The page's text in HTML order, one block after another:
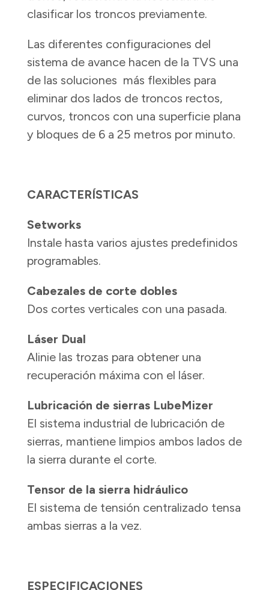
clasificar los troncos previamente.
Las diferentes configuraciones del
sistema de avance hacen de la TVS una
de las soluciones más flexibles para
eliminar dos lados de troncos rectos,
curvos, troncos con una superficie plana
y bloques de 6 a 25 metros por minuto.
CARACTERÍSTICAS
Setworks
Instale hasta varios ajustes predefinidos
programables.
Cabezales de corte dobles
Dos cortes verticales con una pasada.
Láser Dual
Alinie las trozas para obtener una
recuperación máxima con el láser.
Lubricación de sierras LubeMizer
El sistema industrial de lubricación de
sierras, mantiene limpios ambos lados de
la sierra durante el corte.
Tensor de la sierra hidráulico
El sistema de tensión centralizado tensa
ambas sierras a la vez.
ESPECIFICACIONES